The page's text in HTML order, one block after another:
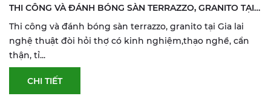
THI CÔNG VÀ ĐÁNH BÓNG SÀN TERRAZZO, GRANITO TẠI
GIA LAI
Thi công và đánh bóng sàn terrazzo, granito tại Gia lai
nghệ thuật đòi hỏi thợ có kinh nghiệm,thạo nghề, cẩn
thận, tỉ...
CHI TIẾT